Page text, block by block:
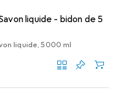
liquide - bidon de 5
liquide, 5000 ml